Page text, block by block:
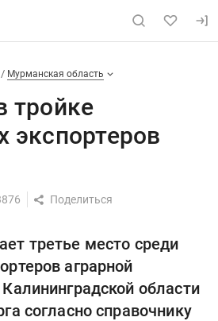
по сайту
Мурманская область
тройке
экспортеров
третье место среди
аграрной
области
согласно справочнику